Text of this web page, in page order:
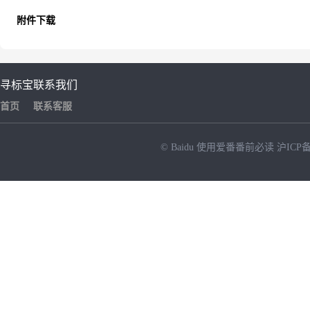
附件下载
寻标宝
首页
联系我们
联系客服
© Baidu 使用爱番番前必读 沪ICP